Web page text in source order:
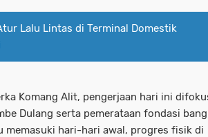
Lalu Lintas di Terminal Domestik
Komang Alit, pengerjaan hari ini
Dulang serta pemerataan fondasi
memasuki hari-hari awal, progres fisik di